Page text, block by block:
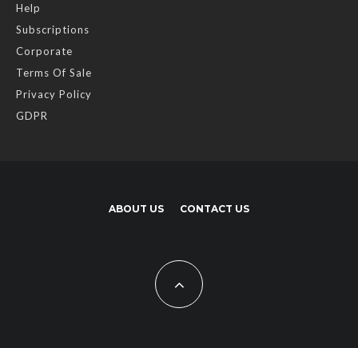
Help
Subscriptions
Corporate
Terms Of Sale
Privacy Policy
GDPR
ABOUT US CONTACT US